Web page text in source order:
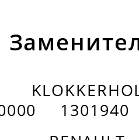
1301940